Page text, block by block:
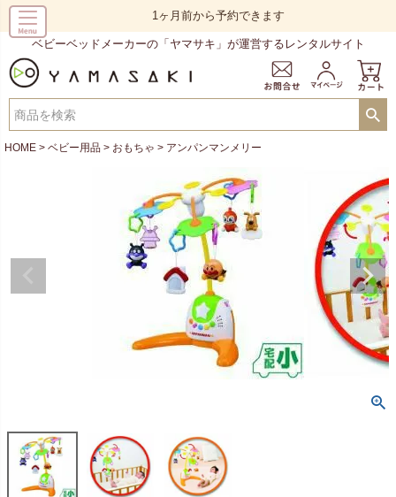
1ヶ月前から予約できます
ベビーベッドメーカーの「ヤマサキ」が運営するレンタルサイト
HOME ベビー用品 おもちゃ アンパンマンメリー